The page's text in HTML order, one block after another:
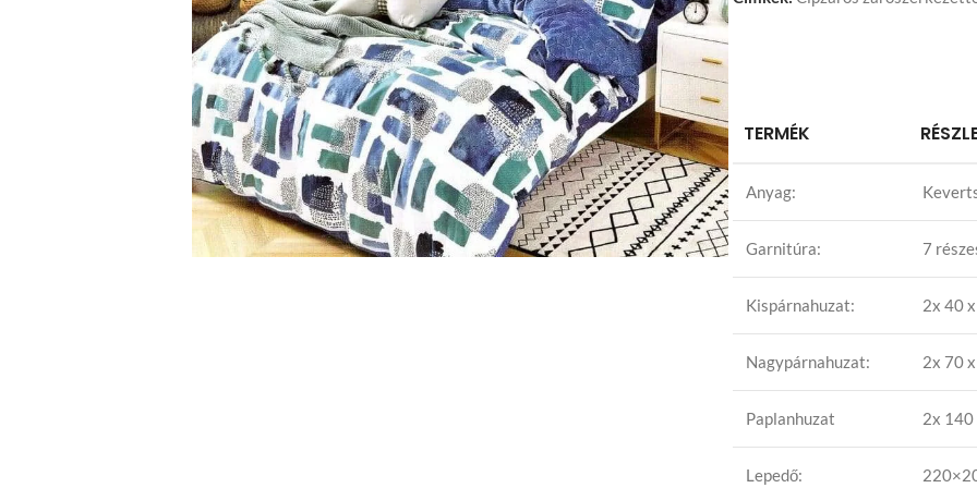
TERMÉK
Anyag:
Garnitúra: 7
Kispárnahuzat: 2x 40
Nagypárnahuzat: 2x 70
Paplanhuzat 2x 140
Lepedő: